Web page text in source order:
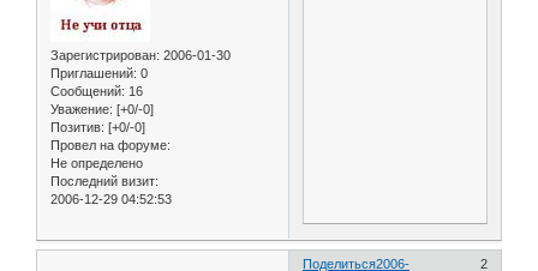
Зарегистрирован: 2006-01-30
Приглашений: 0
Сообщений: 16
Уважение: [+0/-0]
Позитив: [+0/-0]
Провел на форуме:
Не определено
Последний визит:
2006-12-29 04:52:53
Поделиться 2
2006-